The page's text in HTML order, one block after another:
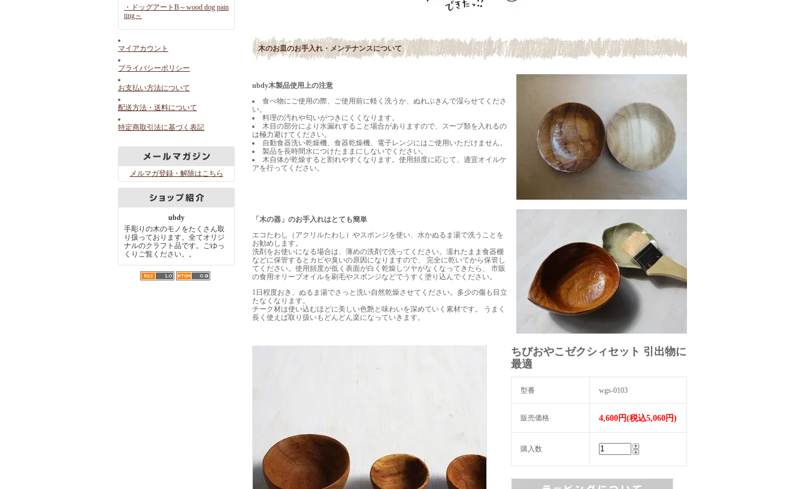
・ドッグアートB～wood dog pain
ting～
マイアカウント
プライバシーポリシー
お支払い方法について
配送方法・送料について
特定商取引法に基づく表記
メルマガ登録・解除はこちら
ubdy
手彫りの木のモノをたくさん取
り扱っております。全てオリジ
ナルのクラフト品です。ごゆっ
くりご覧ください。。
木のお皿のお手入れ・メンテナンスについて
ubdy木製品使用上の注意
食べ物にご使用の際、ご使用前に軽く洗うか、ぬれぶきんで湿らせてくださ
い。
料理の汚れや匂いがつきにくくなります。
木目の部分により水漏れすること場合がありますので、スープ類を入れるの
は極力避けてください。
自動食器洗い乾燥機、食器乾燥機、電子レンジにはご使用いただけません。
製品を長時間水につけたままにしないでください。
木自体が乾燥すると割れやすくなります。使用頻度に応じて、適宜オイルケ
アを行ってください。
「木の器」のお手入れはとても簡単
エコたわし（アクリルたわし）やスポンジを使い、水かぬるま湯で洗うことを
お勧めします。
洗剤をお使いになる場合は、薄めの洗剤で洗ってください。濡れたまま食器棚
などに保管するとカビや臭いの原因になりますので、 完全に乾いてから保管し
てください。使用頻度が低く表面が白く乾燥しツヤがなくなってきたら、 市販
の食用オリーブオイルを刷毛やスポンジなどでうすく塗り込んでください。
1日程度おき、ぬるま湯でさっと洗い自然乾燥させてください。多少の傷も目立
たなくなります。
チーク材は使い込むほどに美しい色艶と味わいを深めていく素材です。 うまく
長く使えば取り扱いもどんどん楽になっていきます。
ちびおやこゼクシィセット 引出物に
最適
型番 wgs-0103
販売価格 4,600円(税込5,060円)
購入数